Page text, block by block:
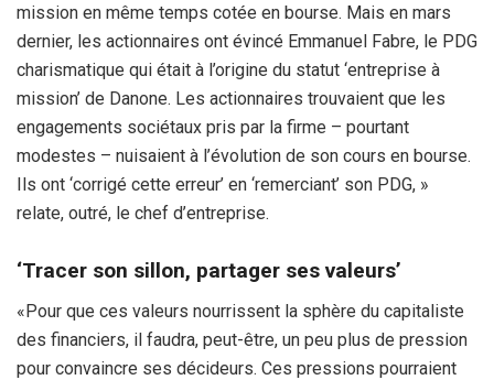
mission en même temps cotée en bourse. Mais en mars
dernier, les actionnaires ont évincé Emmanuel Fabre, le PDG
charismatique qui était à l’origine du statut ‘entreprise à
mission’ de Danone. Les actionnaires trouvaient que les
engagements sociétaux pris par la firme – pourtant
modestes – nuisaient à l’évolution de son cours en bourse.
Ils ont ‘corrigé cette erreur’ en ‘remerciant’ son PDG, »
relate, outré, le chef d’entreprise.
‘Tracer son sillon, partager ses valeurs’
«Pour que ces valeurs nourrissent la sphère du capitaliste
des financiers, il faudra, peut-être, un peu plus de pression
pour convaincre ses décideurs. Ces pressions pourraient